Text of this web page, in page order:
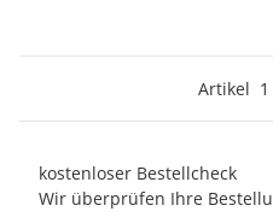
Artikel 1
kostenloser Bestellcheck
Wir überprüfen Ihre